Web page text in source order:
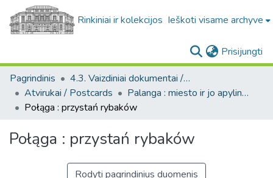
Rinkiniai ir kolekcijos Ieškoti visame archyve
Prisijungti
Pagrindinis
4.3. Vaizdiniai dokumentai / Visual documents
Atvirukai / Postcards
Palanga : miesto ir jo apylinkių fotografinių atvirukų kolekcija, [1890-1988]
Połąga : przystań rybaków
Połąga : przystań rybaków
Rodyti pagrindinius duomenis